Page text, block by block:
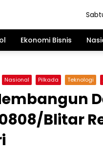
Ekonomi Bisnis
Nasional Pilkada Teknologi
0808/Blitar